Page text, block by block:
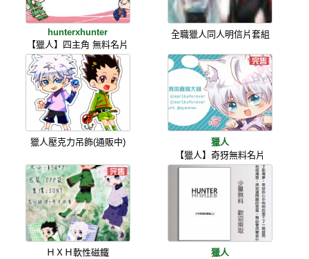
hunterxhunter
【獵人】四主角 無料名片
全職獵人同人明信片套組
獵人壓克力吊飾(通販中)
獵人
【獵人】奇犽無料名片
ＨＸＨ軟性磁鐵
獵人